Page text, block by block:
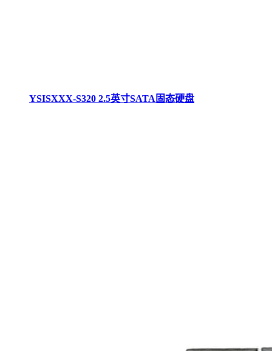
YSISXXX-S320 2.5英寸SATA固态硬盘